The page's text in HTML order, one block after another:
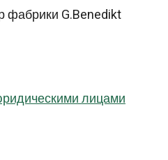
G.Benedikt
лицами